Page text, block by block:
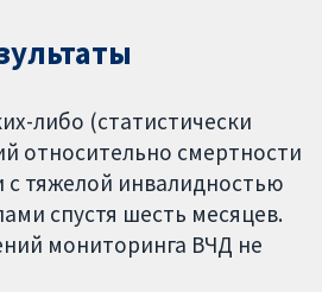
либо (статистически
относительно смертности
тяжелой инвалидностью
спустя шесть месяцев.
мониторинга ВЧД не